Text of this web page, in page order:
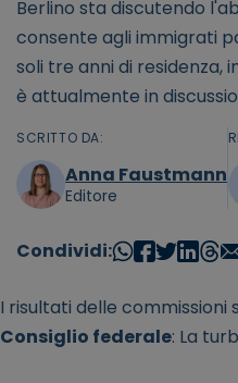
Berlino sta discutendo
consente agli immigrati
soli tre anni di residenza,
è attualmente in
SCRITTO DA:
Anna Faustmann
Editore
Condividi:
I risultati delle commissioni
Consiglio federale: La